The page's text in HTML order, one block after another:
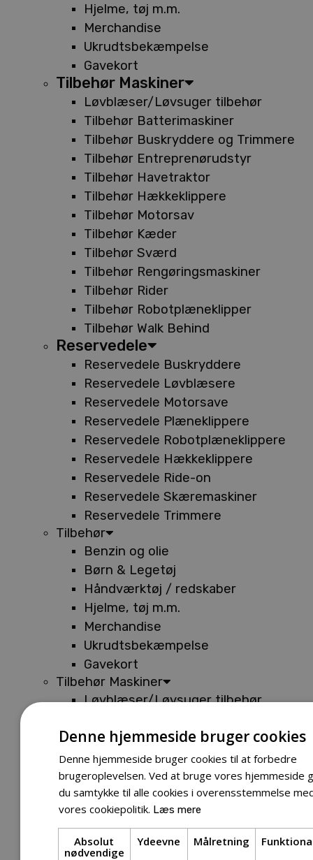
Hjelme, tøj m.m.
Merchandise
Ukrudtsbekæmpelse
Gavekort
Tilbehør Maskiner
Løvblæser/Løvsuger tilbehør
Tilbehør Batterimaskiner
Tilbehør Buskryddere og Trimmere
Tilbehør Entreprenørudstyr
Tilbehør Havetraktor
Tilbehør Hækkeklippere
Tilbehør Motorsav
Tilbehør Kæder
Tilbehør Sværd
Tilbehør Rengøringsmaskiner
Tilbehør Rider
Tilbehør Robotplæneklipper
Tilbehør Walk Behind
Reservedele
Reservedele Buskryddere
Reservedele Løvblæsere
Reservedele Motorsave
Reservedele Plæneklippere
Reservedele Robotplæneklippere
Reservedele Hækkeklippere
Reservedele Ride-on
Reservedele Skæremaskiner
Reservedele Trimmere
Tilbehør
Benzin og olie
Børn & Legetøj
Håndværktøj / redskaber
Hjelme, tøj m.m.
Merchandise
Ukrudtsbekæmpelse
Gavekort
Tilbehør Maskiner
Løvblæser/Løvsuger tilbehør
Tilbehør Buskryddere og Trimmere
Tilbehør Entreprenørudstyr
Tilbehør Havetraktor
Tilbehør Hækkeklippere
Tilbehør Motorsav
Tilbehør Kæder
Tilbehør Sværd
Denne hjemmeside bruger cookies
Denne hjemmeside bruger cookies til at forbedre
brugeroplevelsen. Ved at bruge vores hjemmeside
du samtykke til alle cookies i overensstemmelse
vores cookiepolitik. Læs mere
Absolut
nødvendige
Ydeevne Målretning